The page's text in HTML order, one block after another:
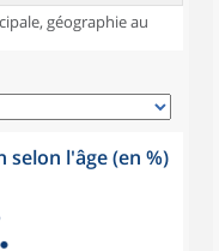
géographie au
selon l'âge (en %)